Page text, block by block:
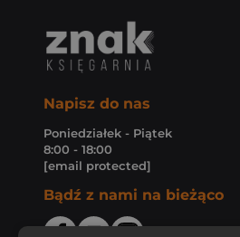
Napisz do nas
Poniedziałek - Piątek
8:00 - 18:00
[email protected]
Bądź z nami na bieżąco